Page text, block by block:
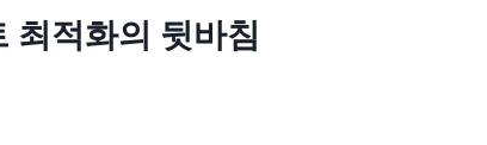
최적화의 뒷바침